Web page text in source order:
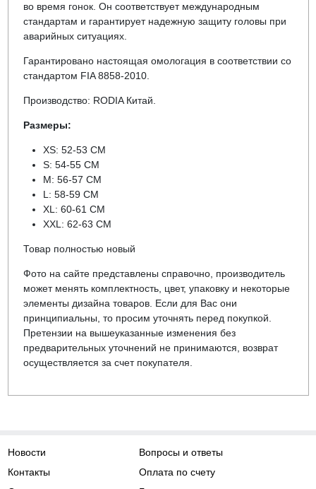
во время гонок. Он соответствует международным
стандартам и гарантирует надежную защиту головы при
аварийных ситуациях.
Гарантировано настоящая омологация в соответствии со
стандартом FIA 8858-2010.
Производство: RODIA Китай.
Размеры:
XS: 52-53 CM
S: 54-55 CM
M: 56-57 CM
L: 58-59 CM
XL: 60-61 CM
XXL: 62-63 CM
Товар полностью новый
Фото на сайте представлены справочно, производитель
может менять комплектность, цвет, упаковку и некоторые
элементы дизайна товаров. Если для Вас они
принципиальны, то просим уточнять перед покупкой.
Претензии на вышеуказанные изменения без
предварительных уточнений не принимаются, возврат
осуществляется за счет покупателя.
Новости
Контакты
Вопросы и ответы
Оплата по счету